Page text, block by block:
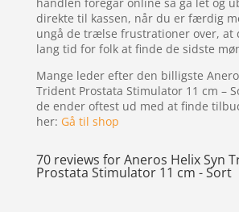
direkte til kassen, når du er færdig
ungå de trælse frustrationer over, at
lang tid for folk at finde de sidste
Mange leder efter den billigste
Trident Prostata Stimulator 11 cm –
de ender oftest ud med at finde
her: Gå til shop
70 reviews forAneros Helix Syn
Prostata Stimulator 11 cm - Sort